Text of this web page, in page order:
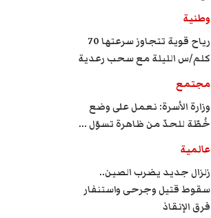
وطنية
رياح قوية تتجاوز سرعتها 70
كلم/س الليلة مع سحب رعدية
مجتمع
وزارة الأسرة: نعمل على وضع
خُطّة للحدّ من ظاهرة تسوّل ...
عالمية
زلزال جديد يضرب الصين..
سقوط قتيل وجرحى واستنفار
فرق الإنقاذ